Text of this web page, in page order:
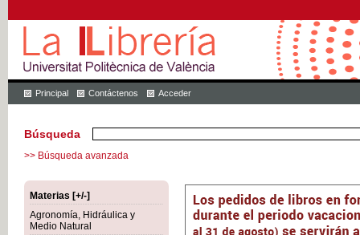
Principal Contáctenos Acceder
Búsqueda
>> Búsqueda avanzada
Materias [+/-]
Agronomía, Hidráulica y
Medio Natural